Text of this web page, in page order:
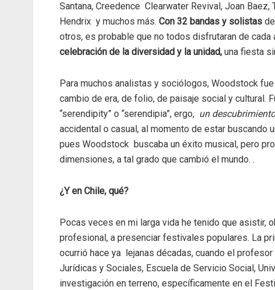
Santana, Creedence Clearwater Revival, Joan
Hendrix y muchos más. Con 32 bandas y solistas
otros, es probable que no todos disfrutaran de
celebración de la diversidad y la unidad, una fiesta
Para muchos analistas y sociólogos, Woodstock
cambio de era, de folio, de paisaje social y cultural.
“serendipity” o “serendipia”, ergo, un
accidental o casual, al momento de estar buscando
pues Woodstock buscaba un éxito musical, pero
dimensiones, a tal grado que cambió el mundo. .
¿Y en Chile, qué?
Pocas veces en mi larga vida he tenido que asistir,
profesional, a presenciar festivales populares. La
ocurrió hace ya lejanas décadas, cuando el
Jurídicas y Sociales, Escuela de Servicio Social,
investigación en terreno, específicamente en el